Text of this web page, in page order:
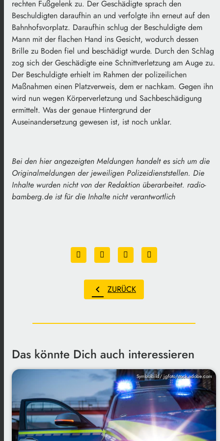
rechten Fußgelenk zu. Der Geschädigte sprach den
Beschuldigten daraufhin an und verfolgte ihn erneut auf den
Bahnhofsvorplatz. Daraufhin schlug der Beschuldigte dem
Mann mit der flachen Hand ins Gesicht, wodurch dessen
Brille zu Boden fiel und beschädigt wurde. Durch den Schlag
zog sich der Geschädigte eine Schnittverletzung am Auge zu.
Der Beschuldigte erhielt im Rahmen der polizeilichen
Maßnahmen einen Platzverweis, dem er nachkam. Gegen ihn
wird nun wegen Körperverletzung und Sachbeschädigung
ermittelt. Was der genaue Hintergrund der
Auseinandersetzung gewesen ist, ist noch unklar.
Bei den hier angezeigten Meldungen handelt es sich um die
Originalmeldungen der jeweiligen Polizeidienststellen. Die
Inhalte wurden nicht von der Redaktion überarbeitet. radio-
bamberg.de ist für die Inhalte nicht verantwortlich
chevron_left ZURÜCK
Das könnte Dich auch interessieren
Symbolbild/ jgfoto/stock.adobe.com